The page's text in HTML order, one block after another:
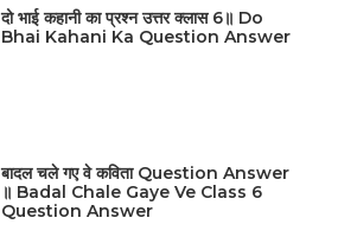
दो भाई कहानी का प्रश्न उत्तर क्लास 6॥ Do
Bhai Kahani Ka Question Answer
बादल चले गए वे कविता Question Answer
॥ Badal Chale Gaye Ve Class 6
Question Answer